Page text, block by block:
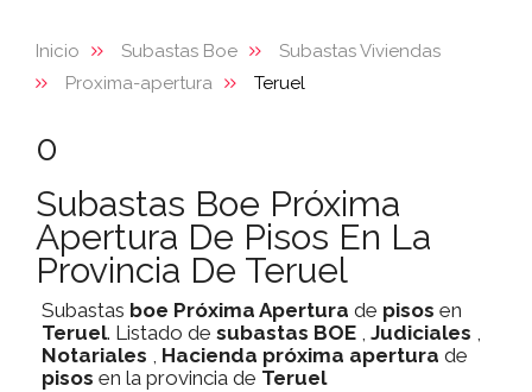
Inicio Subastas Boe
Subastas Viviendas
Proxima-apertura
Teruel
0
Subastas Boe Próxima
Apertura De Pisos En La
Provincia De Teruel
Subastas boe Próxima Apertura de pisos en
Teruel. Listado de subastas BOE , Judiciales ,
Notariales , Hacienda próxima apertura de
pisos en la provincia de Teruel